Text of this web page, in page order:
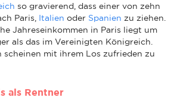
so gravierend, dass einer von zehn
Paris, Italien oder Spanien zu ziehen.
Jahreseinkommen in Paris liegt um
als das im Vereinigten Königreich.
scheinen mit ihrem Los zufrieden zu
als Rentner